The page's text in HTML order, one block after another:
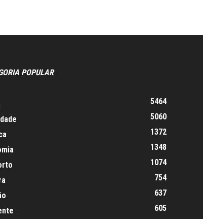
POPULAR
5464
5060
1372
1348
1074
754
637
605